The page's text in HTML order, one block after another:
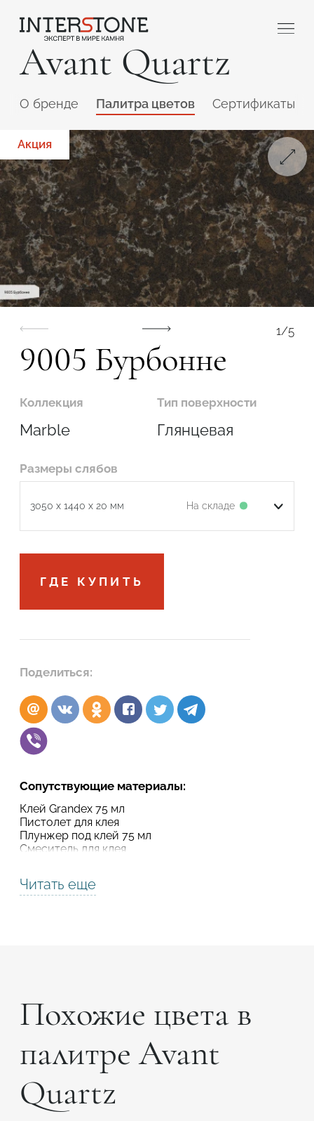
Avant Quartz
O бренде Палитра цветов Сертификаты
Акция
1/5
9005 Бурбонне
Коллекция
Marble
Тип поверхности
Глянцевая
Размеры слябов
3050 x 1440 x 20 мм На складе
3200 x 1600 x 20 мм
ГДЕ КУПИТЬ
Поделиться:
Сопутствующие материалы:
Клей Grandex 75 мл
Пистолет для клея
Плунжер под клей 75 мл
Смеситель для клея
Читать еще
Похожие цвета в
палитре Avant
Quartz
Ваша сфера деятельности
Обработчик Дизайнер
Подтвердите, что вы не робот
ОТПРАВИТЬ ПРОЕКТ
Подтвердите, что вы не робот
ОТПРАВИТЬ